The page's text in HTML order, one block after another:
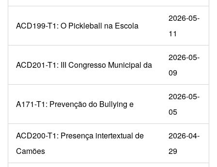
ACD199-T1: O Pickleball na Escola
2026-05-
11
ACD201-T1: III Congresso Municipal da
2026-05-
09
A171-T1: Prevenção do Bullying e
2026-05-
05
ACD200-T1: Presença intertextual de
Camões
2026-04-
29